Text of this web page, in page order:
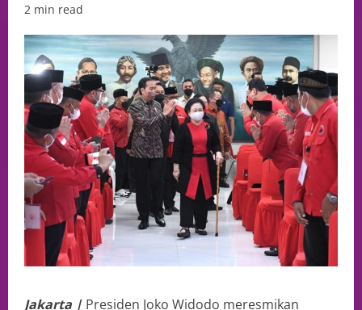
2 min read
Jakarta | Presiden Joko Widodo meresmikan